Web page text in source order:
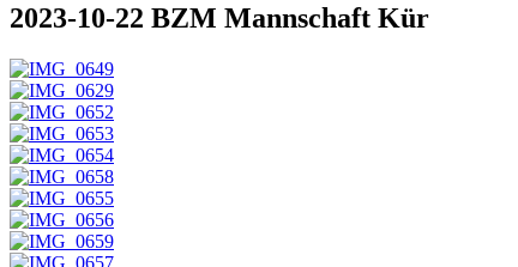
2023-10-22 BZM Mannschaft Kür